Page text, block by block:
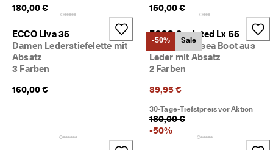
180,00 €
150,00 €
ECCO Liva 35
Damen Lederstiefelette mit
Absatz
3 Farben
160,00 €
-50% Sale
ECCO Sculpted Lx 55
Damen Chelsea Boot aus
Leder mit Absatz
2 Farben
89,95 €
30-Tage-Tiefstpreis vor Aktion
180,00 €
-50%